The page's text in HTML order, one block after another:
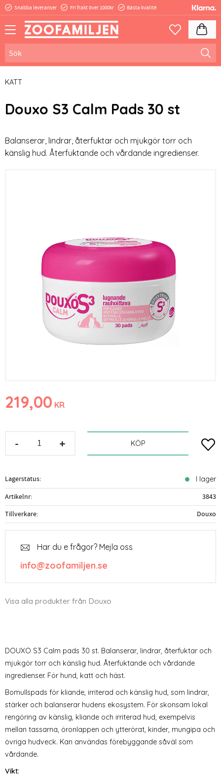
Snabba leveranser Fri frakt över 1000kr Bästa kvalité
Favoriter
KATT
Douxo S3 Calm Pads 30 st
Balanserar, lindrar, återfuktar och mjukgör torr och
känslig hud. Återfuktande och vårdande ingredienser.
219,00 KR
+
- KÖP
Lagerstatus I lager
Artikelnr
3843
Tillverkare
Douxo
Har du e frågor? Mejla oss
info@zoofamiljen.se
Visa alla produkter från Douxo
DOUXO S3 Calm pads 30 st. Balanserar, lindrar, återfuktar och
mjukgör torr och känslig hud. Återfuktande och vårdande
ingredienser. För hund, katt och häst.
Bomullspads för kliande, irriterad och känslig hud, som lindrar,
stärker och balanserar hudens ekosystem. För skonsam lokal
rengöring av känslig, kliande och irriterad hud, exempelvis
mellan tassarna, öronlappen och ytterörat, kinder, mungipa och
övriga hudveck. Kan användas förebyggande såväl som
vårdande.
Vikt: